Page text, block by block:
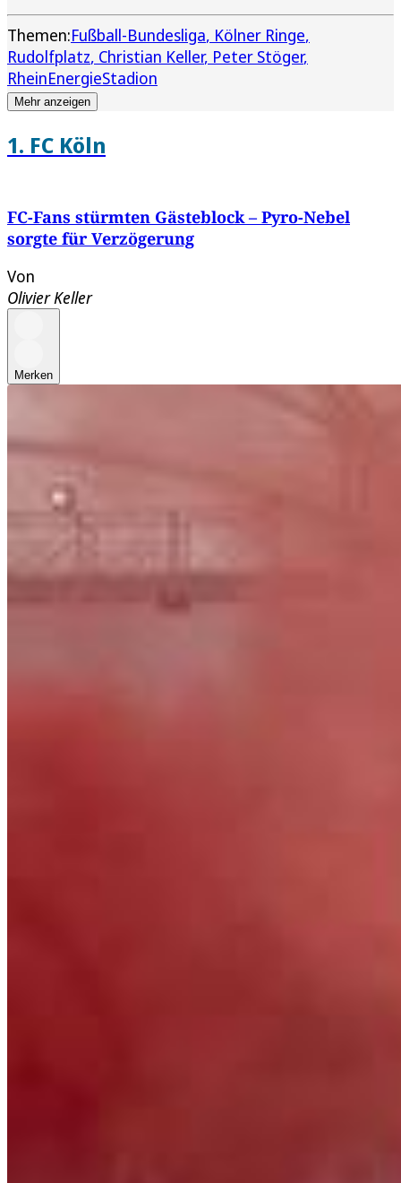
Themen:Fußball-Bundesliga Kölner Ringe
Rudolfplatz Christian Keller Peter Stöger
RheinEnergieStadion
Mehr anzeigen
1. FC Köln
FC-Fans stürmten Gästeblock – Pyro-Nebel
sorgte für Verzögerung
Von
Olivier Keller
Merken